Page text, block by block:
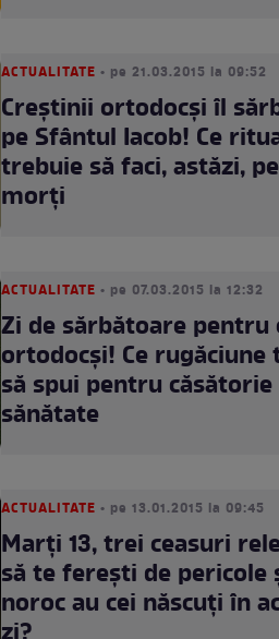
ACTUALITATE • pe 21.03.2015 la 09:52
Creştinii ortodocşi îl
pe Sfântul Iacob! Ce
trebuie să faci, astăzi,
morţi
ACTUALITATE • pe 07.03.2015 la 12:32
Zi de sărbătoare
ortodocşi! Ce rugăciune
să spui pentru căsătorie
sănătate
ACTUALITATE • pe 13.01.2015 la 09:45
Marţi 13, trei ceasuri
să te fereşti de pericole
noroc au cei născuţi în